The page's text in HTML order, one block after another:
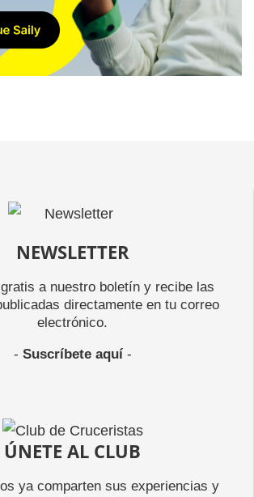
NEWSLETTER
a nuestro boletín y recibe las
directamente en tu correo
electrónico.
- Suscríbete aquí-
ÚNETE AL CLUB
ya comparten sus experiencias y